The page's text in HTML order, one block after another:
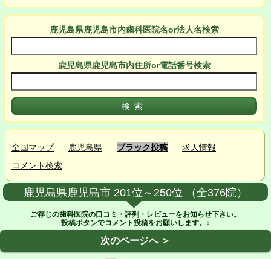
鹿児島県鹿児島市内歯科医院名or法人名検索
鹿児島県鹿児島市内住所or電話番号検索
全国マップ 鹿児島県 ブラック投稿
求人情報
コメント検索
鹿児島県鹿児島市 201位～250位 （全376院）
ご存じの歯科医院の口コミ・評判・レビューをお知らせ下さい。
投稿ボタンでコメント投稿をお願いします。↓
次のページへ ＞